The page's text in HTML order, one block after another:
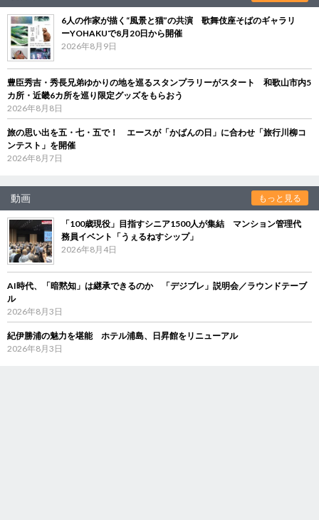
6人の作家が描く“風景と猫”の共演 歌舞伎座そばのギャラリ
ーYOHAKUで8月20日から開催
2026年8月9日
豊臣秀吉・秀長兄弟ゆかりの地を巡るスタンプラリーがスタート 和歌山市内5
カ所・近畿6カ所を巡り限定グッズをもらおう
2026年8月8日
旅の思い出を五・七・五で！ エースが「かばんの日」に合わせ「旅行川柳コ
ンテスト」を開催
2026年8月7日
動画 もっと見る
「100歳現役」目指すシニア1500人が集結 マンション管理代
務員イベント「うぇるねすシップ」
2026年8月4日
AI時代、「暗黙知」は継承できるのか 「デジブレ」説明会／ラウンドテーブ
ル
2026年8月3日
紀伊勝浦の魅力を堪能 ホテル浦島、日昇館をリニューアル
2026年8月3日